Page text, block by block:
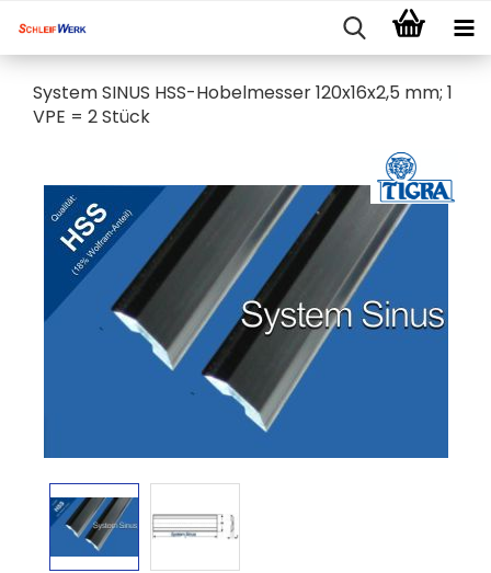
System SINUS HSS-Hobelmesser 120x16x2,5 mm; 1
VPE = 2 Stück